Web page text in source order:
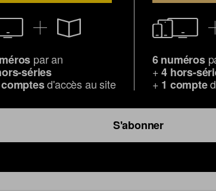
par an
séries
d'accès au site
6 numéros
+4 hors-
+ 1 compte
S'abonner